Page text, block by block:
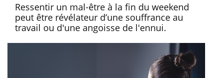
Ressentir un mal-être à la fin du weekend
peut être révélateur d’une souffrance au
travail ou d'une angoisse de l'ennui.